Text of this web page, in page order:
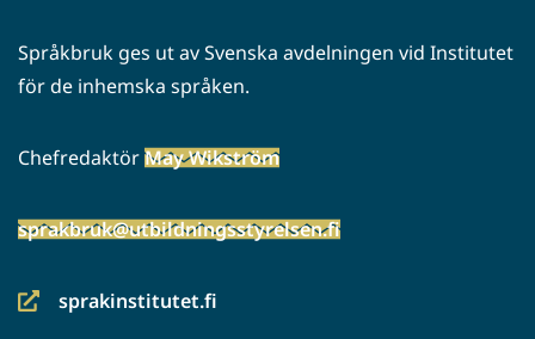
Språkbruk ges ut av Svenska avdelningen vid Institutet
för de inhemska språken.
ChefredaktörMay Wikström
sprakbruk@utbildningsstyrelsen.fi
sprakinstitutet.fi
(siirryt